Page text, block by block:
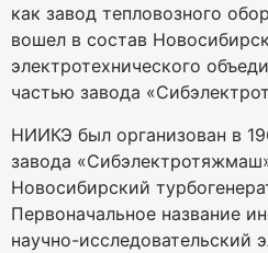
как завод тепловозного
вошел в состав
электротехнического
частью завода
НИИКЭ был организован в
завода
Новосибирский
Первоначальное название
научно-исследовательский